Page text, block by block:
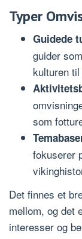
Typer
Guidede
guider
kulturen
som
fokuserer
Det finnes et
mellom, og det
interesser og